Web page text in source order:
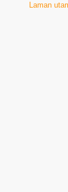
Laman